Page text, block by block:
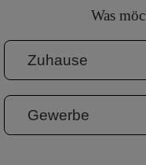
Was
Zuhause
Gewerbe